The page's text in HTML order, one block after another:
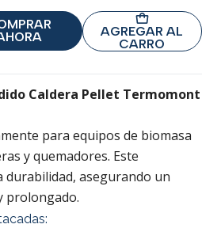
AGREGAR AL
CARRO
Caldera Pellet Termomont
para equipos de biomasa
y quemadores. Este
durabilidad, asegurando un
prolongado.